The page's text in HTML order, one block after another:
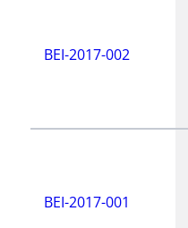
BEI-2017-002
BEI-2017-001